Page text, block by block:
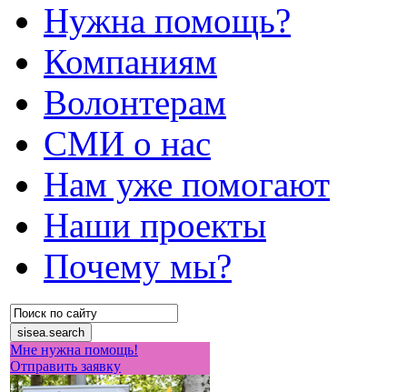
Нужна помощь?
Компаниям
Волонтерам
СМИ о нас
Нам уже помогают
Наши проекты
Почему мы?
Мне нужна помощь!
Отправить заявку